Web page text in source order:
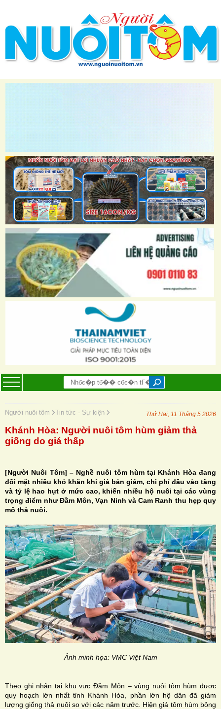
Người nuôi tôm Tin tức - Sự kiện Thứ Hai, 11 Tháng 5 2026
Khánh Hòa: Người nuôi tôm hùm giảm thả
giống do giá thấp
[Người Nuôi Tôm] – Nghề nuôi tôm hùm tại Khánh Hòa đang
đối mặt nhiều khó khăn khi giá bán giảm, chi phí đầu vào tăng
và tỷ lệ hao hụt ở mức cao, khiến nhiều hộ nuôi tại các vùng
trọng điểm như Đầm Môn, Vạn Ninh và Cam Ranh thu hẹp quy
mô thả nuôi.
Ảnh minh họa: VMC Việt Nam
Theo ghi nhận tại khu vực Đầm Môn – vùng nuôi tôm hùm được
quy hoạch lớn nhất tỉnh Khánh Hòa, phần lớn hộ dân đã giảm
lượng giống thả nuôi so với các năm trước. Hiện giá tôm hùm bông